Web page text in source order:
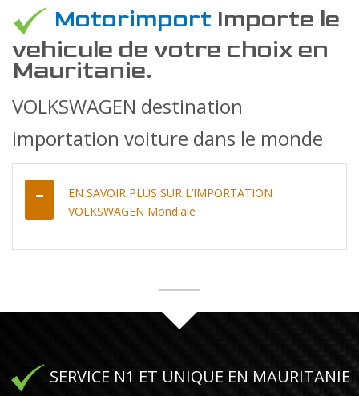
Motorimport Importe le
vehicule de votre choix en
Mauritanie.
VOLKSWAGEN destination
importation voiture dans le monde
EN SAVOIR PLUS SUR L’IMPORTATION
VOLKSWAGEN Mondiale
SERVICE N1 ET UNIQUE EN MAURITANIE